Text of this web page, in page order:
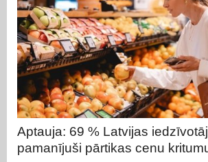
Aptauja: 69 % Latvijas
pamanījuši pārtikas cenu